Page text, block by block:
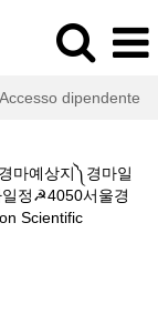
Accesso dipendente
마예상지༽경마일
정☭4050서울경
Scientific(pagina